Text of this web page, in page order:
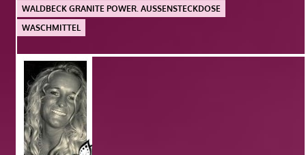
WALDBECK GRANITE POWER. AUSSENSTECKDOSE
WASCHMITTEL